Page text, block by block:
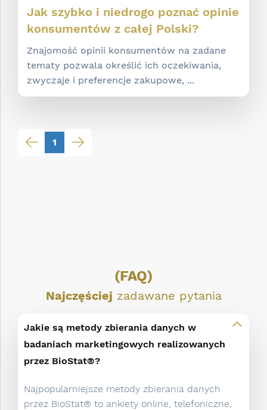
Jak szybko i niedrogo poznać opinie
konsumentów z całej Polski?
Znajomość opinii konsumentów na zadane
tematy pozwala określić ich oczekiwania,
zwyczaje i preferencje zakupowe, ...
1
(FAQ)
Najczęściej zadawane pytania
Jakie są metody zbierania danych w
badaniach marketingowych realizowanych
przez BioStat®?
Najpopularniejsze metody zbierania danych
przez BioStat® to ankiety online, telefoniczne,